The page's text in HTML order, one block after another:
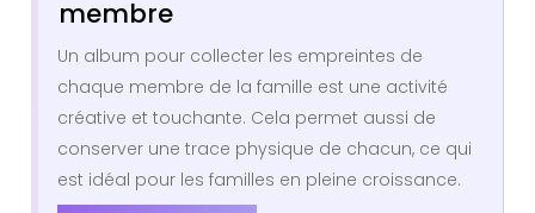
membre
Un album pour collecter les empreintes de
chaque membre de la famille est une activité
créative et touchante. Cela permet aussi de
conserver une trace physique de chacun, ce qui
est idéal pour les familles en pleine croissance.